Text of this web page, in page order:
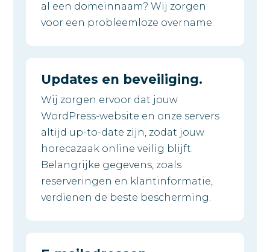
al een domeinnaam? Wij zorgen
voor een probleemloze overname.
Updates en beveiliging.
Wij zorgen ervoor dat jouw
WordPress-website en onze servers
altijd up-to-date zijn, zodat jouw
horecazaak online veilig blijft.
Belangrijke gegevens, zoals
reserveringen en klantinformatie,
verdienen de beste bescherming.